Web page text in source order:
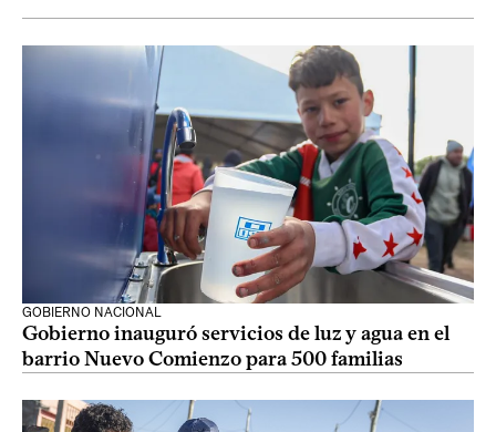
GOBIERNO NACIONAL
Gobierno inauguró servicios de luz y agua en el
barrio Nuevo Comienzo para 500 familias